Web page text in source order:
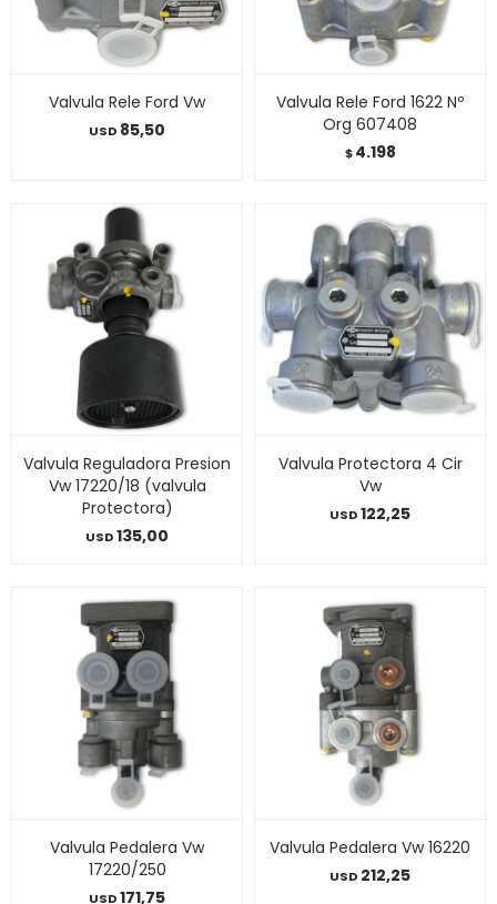
Valvula Rele Ford Vw
USD 85,50
Valvula Rele Ford 1622 Nº
Org 607408
$ 4.198
Valvula Reguladora Presion
Vw 17220/18 (valvula
Protectora)
USD135,00
Valvula Protectora 4 Cir
Vw
USD122,25
Valvula Pedalera Vw
17220/250
USD171,75
Valvula Pedalera Vw 16220
USD 212,25